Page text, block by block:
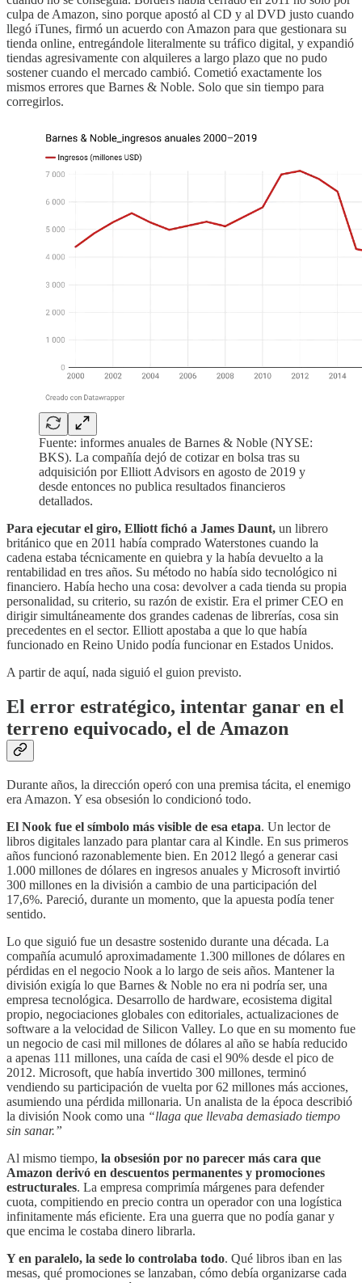
culpa de Amazon, sino porque apostó al CD y al DVD justo cuando
llegó iTunes, firmó un acuerdo con Amazon para que gestionara su
tienda online, entregándole literalmente su tráfico digital, y expandió
tiendas agresivamente con alquileres a largo plazo que no pudo
sostener cuando el mercado cambió. Cometió exactamente los
mismos errores que Barnes & Noble. Solo que sin tiempo para
corregirlos.
Fuente: informes anuales de Barnes & Noble (NYSE:
BKS). La compañía dejó de cotizar en bolsa tras su
adquisición por Elliott Advisors en agosto de 2019 y
desde entonces no publica resultados financieros
detallados.
Para ejecutar el giro, Elliott fichó a James Daunt, un librero
británico que en 2011 había comprado Waterstones cuando la
cadena estaba técnicamente en quiebra y la había devuelto a la
rentabilidad en tres años. Su método no había sido tecnológico ni
financiero. Había hecho una cosa: devolver a cada tienda su propia
personalidad, su criterio, su razón de existir. Era el primer CEO en
dirigir simultáneamente dos grandes cadenas de librerías, cosa sin
precedentes en el sector. Elliott apostaba a que lo que había
funcionado en Reino Unido podía funcionar en Estados Unidos.
A partir de aquí, nada siguió el guion previsto.
El error estratégico, intentar ganar en el
terreno equivocado, el de Amazon
Durante años, la dirección operó con una premisa tácita, el enemigo
era Amazon. Y esa obsesión lo condicionó todo.
El Nook fue el símbolo más visible de esa etapa. Un lector de
libros digitales lanzado para plantar cara al Kindle. En sus primeros
años funcionó razonablemente bien. En 2012 llegó a generar casi
1.000 millones de dólares en ingresos anuales y Microsoft invirtió
300 millones en la división a cambio de una participación del
17,6%. Pareció, durante un momento, que la apuesta podía tener
sentido.
Lo que siguió fue un desastre sostenido durante una década. La
compañía acumuló aproximadamente 1.300 millones de dólares en
pérdidas en el negocio Nook a lo largo de seis años. Mantener la
división exigía lo que Barnes & Noble no era ni podría ser, una
empresa tecnológica. Desarrollo de hardware, ecosistema digital
propio, negociaciones globales con editoriales, actualizaciones de
software a la velocidad de Silicon Valley. Lo que en su momento fue
un negocio de casi mil millones de dólares al año se había reducido
a apenas 111 millones, una caída de casi el 90% desde el pico de
2012. Microsoft, que había invertido 300 millones, terminó
vendiendo su participación de vuelta por 62 millones más acciones,
asumiendo una pérdida millonaria. Un analista de la época describió
la división Nook como una “llaga que llevaba demasiado tiempo
sin sanar.”
Al mismo tiempo, la obsesión por no parecer más cara que
Amazon derivó en descuentos permanentes y promociones
estructurales. La empresa comprimía márgenes para defender
cuota, compitiendo en precio contra un operador con una logística
infinitamente más eficiente. Era una guerra que no podía ganar y
que encima le costaba dinero librarla.
Y en paralelo, la sede lo controlaba todo. Qué libros iban en las
mesas, qué promociones se lanzaban, cómo debía organizarse cada